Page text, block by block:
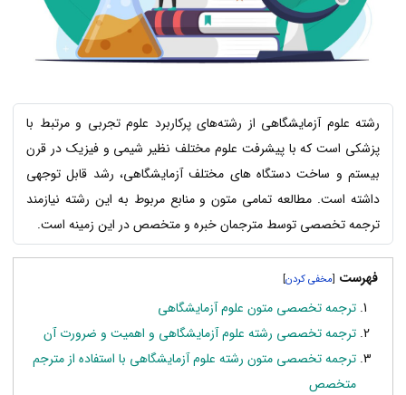
رشته علوم آزمایشگاهی از رشته‌های پرکاربرد علوم تجربی و مرتبط با
پزشکی است که با پیشرفت علوم مختلف نظیر شیمی و فیزیک در قرن
بیستم و ساخت دستگاه های مختلف آزمایشگاهی، رشد قابل توجهی
داشته است. مطالعه تمامی متون و منابع مربوط به این رشته نیازمند
ترجمه تخصصی توسط مترجمان خبره و متخصص در این زمینه است.
فهرست [
]
ترجمه تخصصی متون علوم آزمایشگاهی
ترجمه تخصصی رشته علوم آزمایشگاهی و اهمیت و ضرورت آن
ترجمه تخصصی متون رشته علوم آزمایشگاهی با استفاده از مترجم
متخصص